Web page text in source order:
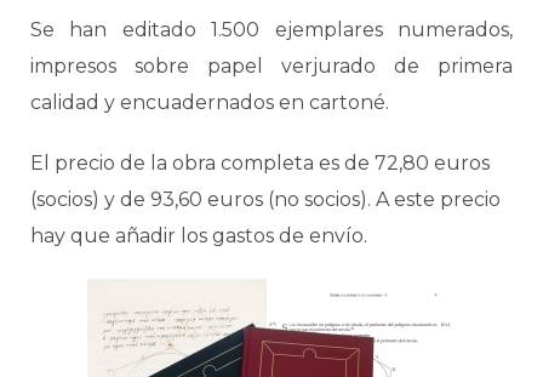
Se han editado 1.500 ejemplares numerados,
impresos sobre papel verjurado de primera
calidad y encuadernados en cartoné.
El precio de la obra completa es de 72,80 euros
(socios) y de 93,60 euros (no socios). A este precio
hay que añadir los gastos de envío.